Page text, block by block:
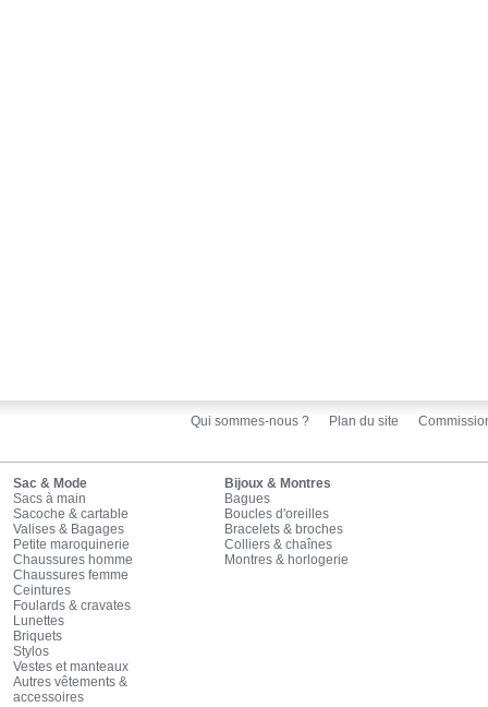
Qui sommes-nous ? Plan du site
Sac & Mode
Sacs à main
Sacoche & cartable
Valises & Bagages
Petite maroquinerie
Chaussures homme
Chaussures femme
Ceintures
Foulards & cravates
Lunettes
Briquets
Stylos
Vestes et manteaux
Autres vêtements &
accessoires
Bijoux & Montres
Bagues
Boucles d'oreilles
Bracelets & broches
Colliers & chaînes
Montres & horlogerie